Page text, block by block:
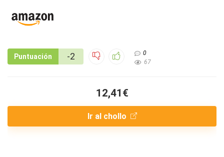
Puntuación -2
0
67
12,41€
Ir al chollo